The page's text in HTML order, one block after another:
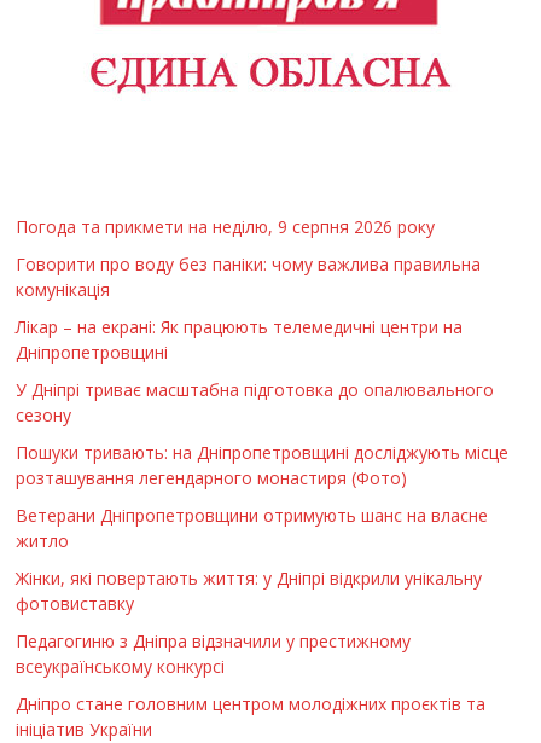
Погода та прикмети на неділю, 9 серпня 2026 року
Говорити про воду без паніки: чому важлива правильна
комунікація
Лікар – на екрані: Як працюють телемедичні центри на
Дніпропетровщині
У Дніпрі триває масштабна підготовка до опалювального
сезону
Пошуки тривають: на Дніпропетровщині досліджують місце
розташування легендарного монастиря (Фото)
Ветерани Дніпропетровщини отримують шанс на власне
житло
Жінки, які повертають життя: у Дніпрі відкрили унікальну
фотовиставку
Педагогиню з Дніпра відзначили у престижному
всеукраїнському конкурсі
Дніпро стане головним центром молодіжних проєктів та
ініціатив України